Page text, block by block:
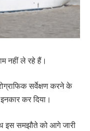
नहीं ले रहे हैं।
सर्वेक्षण करने के
कर दिया।
इस समझौते को आगे जारी